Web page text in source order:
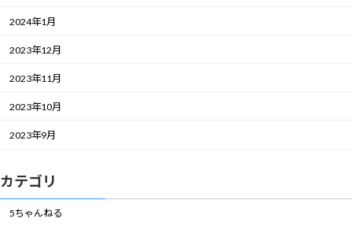
2024年1月
2023年12月
2023年11月
2023年10月
2023年9月
カテゴリ
5ちゃんねる